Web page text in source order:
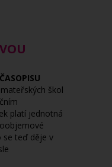
škol
platí jednotná
se teď děje v